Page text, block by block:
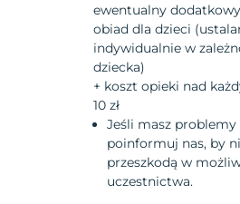
ewentualny
obiad dla dzieci
indywidualnie w
dziecka)
+ koszt opieki nad
10 zł
Jeśli masz problemy
poinformuj nas, by
przeszkodą w
uczestnictwa.